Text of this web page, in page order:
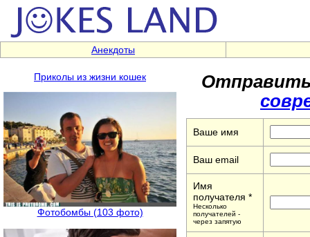
Анекдоты
Приколы из жизни кошек
Фотобомбы (103 фото)
Ваше имя
Ваш email
Имя
получателя *
Несколько
получателей -
через запятую